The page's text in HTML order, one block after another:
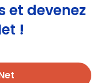
et devenez
!